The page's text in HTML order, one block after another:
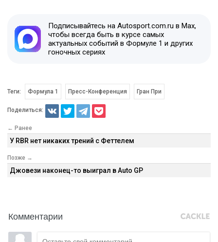
Подписывайтесь на Autosport.com.ru в Max,
чтобы всегда быть в курсе самых
актуальных событий в Формуле 1 и других
гоночных сериях
Теги: Формула 1 Пресс-Конференция Гран При
Поделиться:
← Ранее
У RBR нет никаких трений с Феттелем
Позже →
Джовези наконец-то выиграл в Auto GP
Комментарии